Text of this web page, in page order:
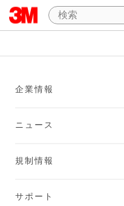
企業情報
ニュース
規制情報
サポート